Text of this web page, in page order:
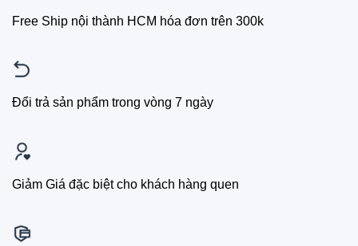
Free Ship nội thành HCM hóa đơn trên 300k
Đổi trả sản phẩm trong vòng 7 ngày
Giảm Giá đặc biệt cho khách hàng quen